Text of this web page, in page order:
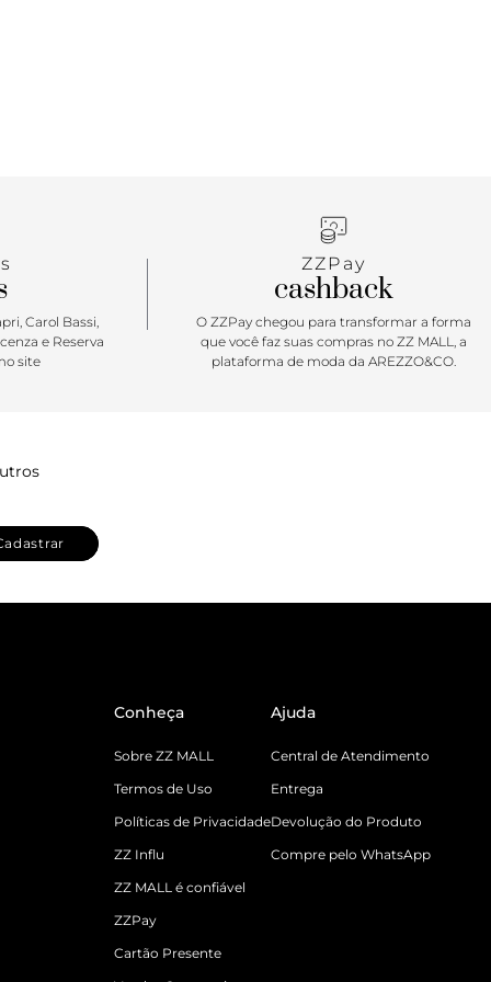
Carol Bassi,
e Reserva
site
ZZPay
cashback
O ZZPay chegou para transformar a forma
que você faz suas compras no ZZ MALL, a
plataforma de moda da AREZZO&CO.
Conheça
Sobre ZZ MALL
Termos de Uso
Políticas de Privacidade
ZZ Influ
ZZ MALL é confiável
ZZPay
Cartão Presente
Ajuda
Central de Atendimento
Entrega
Devolução do Produto
Compre pelo WhatsApp